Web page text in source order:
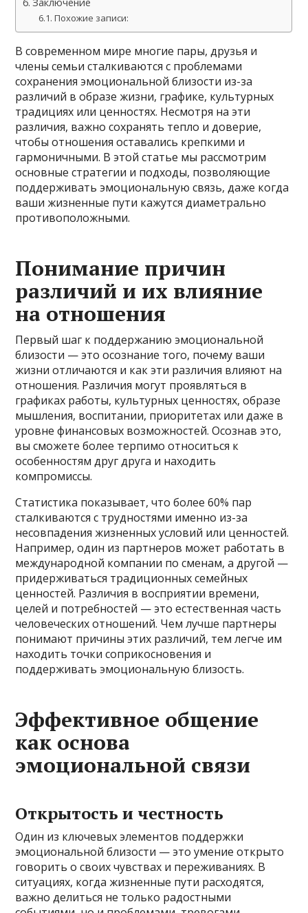
Похожие записи:
В современном мире многие пары, друзья и
члены семьи сталкиваются с проблемами
сохранения эмоциональной близости из-за
различий в образе жизни, графике, культурных
традициях или ценностях. Несмотря на эти
различия, важно сохранять тепло и доверие,
чтобы отношения оставались крепкими и
гармоничными. В этой статье мы рассмотрим
основные стратегии и подходы, позволяющие
поддерживать эмоциональную связь, даже когда
ваши жизненные пути кажутся диаметрально
противоположными.
Понимание причин
различий и их влияние
на отношения
Первый шаг к поддержанию эмоциональной
близости — это осознание того, почему ваши
жизни отличаются и как эти различия влияют на
отношения. Различия могут проявляться в
графиках работы, культурных ценностях, образе
мышления, воспитании, приоритетах или даже в
уровне финансовых возможностей. Осознав это,
вы сможете более терпимо относиться к
особенностям друг друга и находить
компромиссы.
Статистика показывает, что более 60% пар
сталкиваются с трудностями именно из-за
несовпадения жизненных условий или ценностей.
Например, один из партнеров может работать в
международной компании по сменам, а другой —
придерживаться традиционных семейных
ценностей. Различия в восприятии времени,
целей и потребностей — это естественная часть
человеческих отношений. Чем лучше партнеры
понимают причины этих различий, тем легче им
находить точки соприкосновения и
поддерживать эмоциональную близость.
Эффективное общение
как основа
эмоциональной связи
Открытость и честность
Один из ключевых элементов поддержки
эмоциональной близости — это умение открыто
говорить о своих чувствах и переживаниях. В
ситуациях, когда жизненные пути расходятся,
важно делиться не только радостными